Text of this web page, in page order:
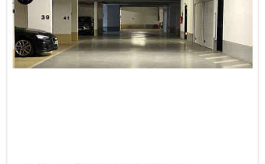
PARKING
ILE-
FRANCE
HAUTS-
DE-
SEINE
(92)